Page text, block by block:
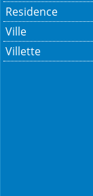
Residence
Ville
Villette